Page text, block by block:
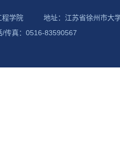
学院
地址：江苏省徐州市大
/传真：0516-83590567